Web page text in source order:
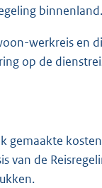
binnenland.
werkreis en
op de
gemaakte
van de